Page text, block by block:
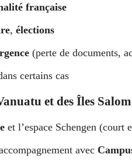
française
, élections
(perte de documents,
certains cas
et des Îles
et l’espace Schengen (court
avec